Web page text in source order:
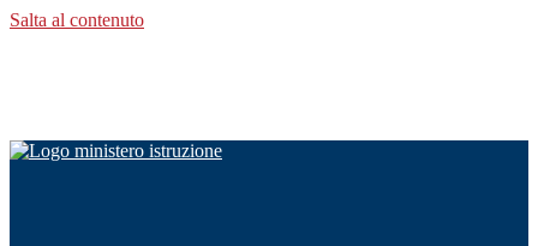
Salta al contenuto